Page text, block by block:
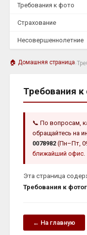
Требования к фото
Страхование
Несовершеннолетние
🏠 Домашняя страница›
Требования
📞 По вопросам,
обращайтесь на
0078982 (Пн–Пт,
ближайший офис.
Эта страница
Требования к
← На главную